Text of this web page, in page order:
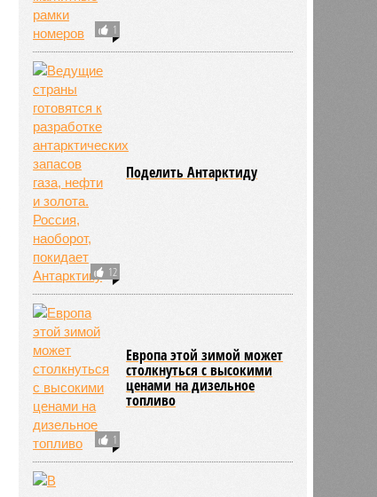
1
12
Поделить Антарктиду
1
Европа этой зимой может
столкнуться с высокими
ценами на дизельное
топливо